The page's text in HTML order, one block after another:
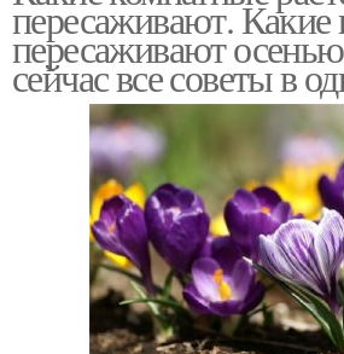
пересаживают. Какие
пересаживают
сейчас все советы в